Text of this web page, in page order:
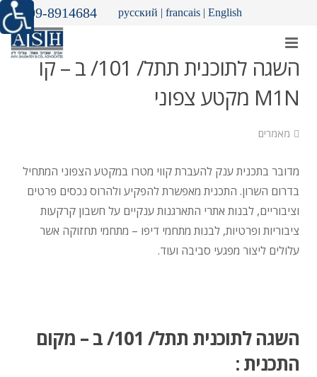
09-8914684 русский | francais| English
השגה לתוכנית תתל/ 101/ ב – קו
M1N מקטע צפוני
מאמרים
מדובר בתכנית ענק להעברת קווי מטרו במקטע הצפוני המתחיל
בדרום השרון. התכנית מאפשרת להפקיע ולהרוס נכסים פרטים
וציבוריים, לבנות אתרי התארגנות ענקיים על חשבון קרקעות
ציבוריות ופרטיות, לבנות מתחמי דיפו – מתחמי תחזוקה אשר
עלולים ליצור מפגעי סביבה ועוד.
השגה לתוכנית תתל/ 101/ ב – מקום
התכנית :